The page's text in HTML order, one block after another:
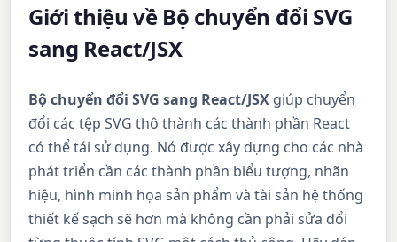
Giới thiệu về Bộ chuyển đổi SVG
sang React/JSX
Bộ chuyển đổi SVG sang React/JSX giúp chuyển
đổi các tệp SVG thô thành các thành phần React
có thể tái sử dụng. Nó được xây dựng cho các nhà
phát triển cần các thành phần biểu tượng, nhãn
hiệu, hình minh họa sản phẩm và tài sản hệ thống
thiết kế sạch sẽ hơn mà không cần phải sửa đổi